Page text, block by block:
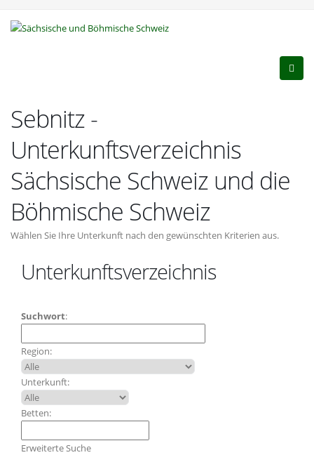
Sebnitz -
Unterkunftsverzeichnis
Sächsische Schweiz und die
Böhmische Schweiz
Wählen Sie Ihre Unterkunft nach den gewünschten Kriterien aus.
Unterkunftsverzeichnis
Suchwort:
Region:
Unterkunft:
Betten:
Erweiterte Suche